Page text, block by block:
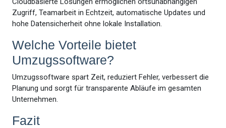
Zugriff, Teamarbeit in Echtzeit, automatische Updates und
hohe Datensicherheit ohne lokale Installation.
Welche Vorteile bietet
Umzugssoftware?
Umzugssoftware spart Zeit, reduziert Fehler, verbessert die
Planung und sorgt für transparente Abläufe im gesamten
Unternehmen.
Fazit